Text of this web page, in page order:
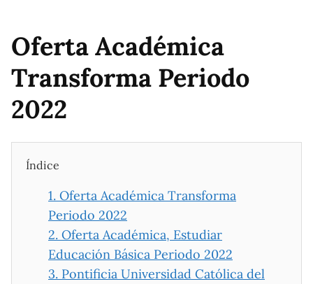
Oferta Académica
Transforma Periodo
2022
Índice
1. Oferta Académica Transforma
Periodo 2022
2. Oferta Académica, Estudiar
Educación Básica Periodo 2022
3. Pontificia Universidad Católica del